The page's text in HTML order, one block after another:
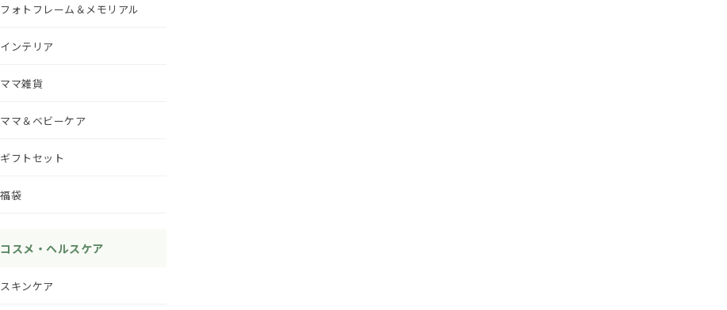
フォトフレーム＆メモリアル
インテリア
ママ雑貨
ママ＆ベビーケア
ギフトセット
福袋
コスメ・ヘルスケア
スキンケア